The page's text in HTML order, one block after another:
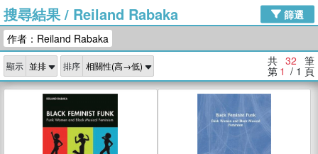
熱搜： 東野圭吾 The Odyssey 、
父親節 、 如果歷史是一群喵 、 暑期
念華 、 台灣的李登輝時代 、 數學女
孩：黎曼猜想
偉大的迷走神經
搜尋結果/ Reiland Rabaka
篩選
作者：Reiland Rabaka
顯示 排序 共 32 筆
第 1 / 1 頁